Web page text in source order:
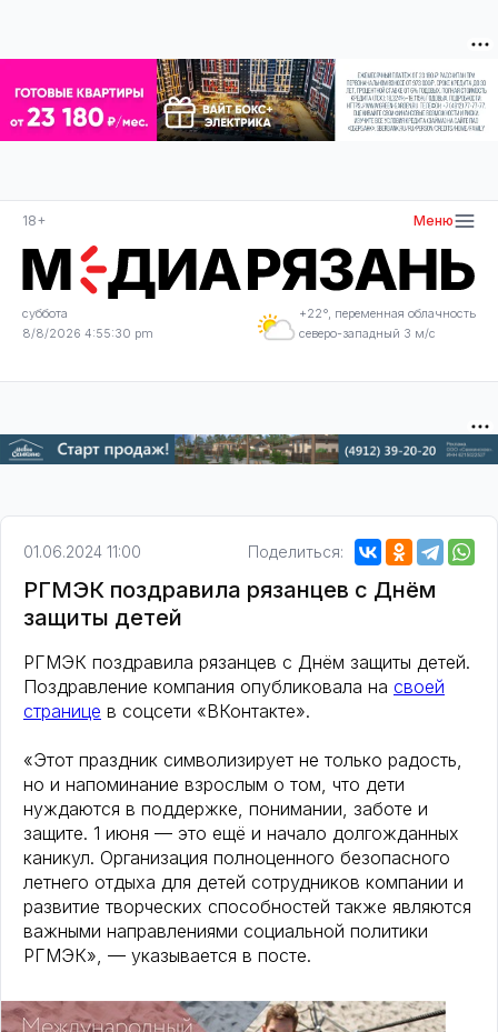
18+ Меню
суббота
8/8/2026 4:55:31 pm
+22°, переменная облачность
северо-западный 3 м/с
01.06.2024 11:00 Поделиться:
РГМЭК поздравила рязанцев с Днём
защиты детей
РГМЭК поздравила рязанцев с Днём защиты детей.
Поздравление компания опубликовала на своей
странице в соцсети «ВКонтакте».
«Этот праздник символизирует не только радость,
но и напоминание взрослым о том, что дети
нуждаются в поддержке, понимании, заботе и
защите. 1 июня — это ещё и начало долгожданных
каникул. Организация полноценного безопасного
летнего отдыха для детей сотрудников компании и
развитие творческих способностей также являются
важными направлениями социальной политики
РГМЭК», — указывается в посте.